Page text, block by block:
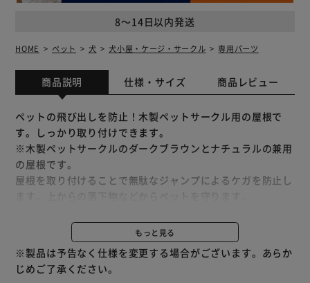
8～14日以内発送
HOME ペット 犬 犬小屋・ケージ・サークル 専用パーツ
商品説明 仕様・サイズ 商品レビュー
ペットの飛び出しを防止！木製ペットサークル用の屋根で
す。しっかり取り付けできます。
※木製ペットサークルのダークブラウンとナチュラルの兼用
の屋根です。
屋根を取り付けることで無駄なジャンプによるケガを防止し
簡単に開閉できます。
※サークル本体はこちら：リッチェル 木製ペットサークル
120-90 ダークブラウン・ナチュラル
もっと見る
※製品は予告なく仕様を変更する場合がございます。あらか
じめご了承ください。